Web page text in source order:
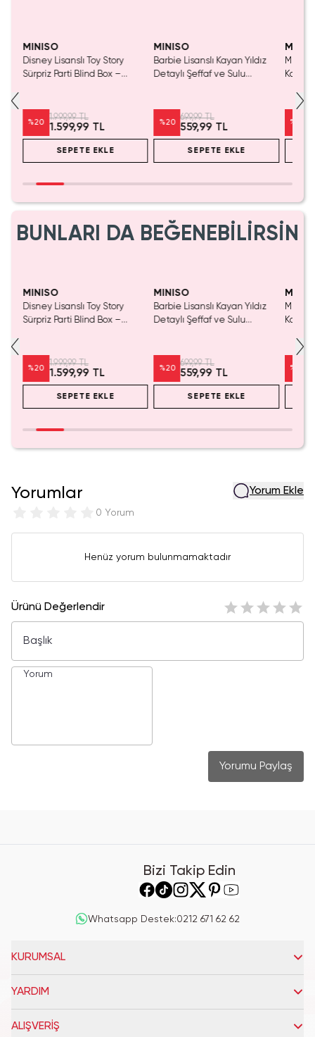
MINISO
Disney Lisanslı Toy Story
Sürpriz Parti Blind Box –
%20
1.999,99 TL
1.599,99 TL
SEPETE EKLE
MINISO
Barbie Lisanslı Kayan Yıldız
Detaylı Şeffaf ve Sulu
%20
699,99 TL
559,99 TL
SEPETE EKLE
Miniso
Kalem
%
BUNLARI DA BEĞENEBİLİRSİN
MINISO
Disney Lisanslı Toy Story
Sürpriz Parti Blind Box –
%20
1.999,99 TL
1.599,99 TL
SEPETE EKLE
MINISO
Barbie Lisanslı Kayan Yıldız
Detaylı Şeffaf ve Sulu
%20
699,99 TL
559,99 TL
SEPETE EKLE
Miniso
Kalem
%
Yorumlar
0 Yorum
Yorum Ekle
Henüz yorum bulunmamaktadır
Ürünü Değerlendir
Yorumu Paylaş
Bizi Takip Edin
Whatsapp Destek:0212 671 62 62
KURUMSAL
YARDIM
ALIŞVERİŞ